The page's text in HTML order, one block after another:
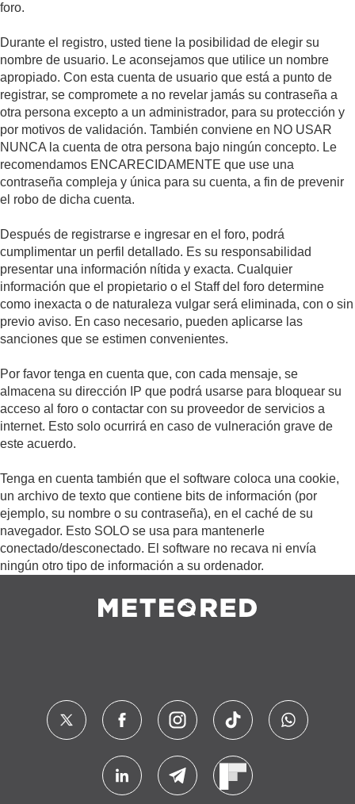
foro.
Durante el registro, usted tiene la posibilidad de elegir su
nombre de usuario. Le aconsejamos que utilice un nombre
apropiado. Con esta cuenta de usuario que está a punto de
registrar, se compromete a no revelar jamás su contraseña a
otra persona excepto a un administrador, para su protección y
por motivos de validación. También conviene en NO USAR
NUNCA la cuenta de otra persona bajo ningún concepto. Le
recomendamos ENCARECIDAMENTE que use una
contraseña compleja y única para su cuenta, a fin de prevenir
el robo de dicha cuenta.
Después de registrarse e ingresar en el foro, podrá
cumplimentar un perfil detallado. Es su responsabilidad
presentar una información nítida y exacta. Cualquier
información que el propietario o el Staff del foro determine
como inexacta o de naturaleza vulgar será eliminada, con o sin
previo aviso. En caso necesario, pueden aplicarse las
sanciones que se estimen convenientes.
Por favor tenga en cuenta que, con cada mensaje, se
almacena su dirección IP que podrá usarse para bloquear su
acceso al foro o contactar con su proveedor de servicios a
internet. Esto solo ocurrirá en caso de vulneración grave de
este acuerdo.
Tenga en cuenta también que el software coloca una cookie,
un archivo de texto que contiene bits de información (por
ejemplo, su nombre o su contraseña), en el caché de su
navegador. Esto SOLO se usa para mantenerle
conectado/desconectado. El software no recava ni envía
ningún otro tipo de información a su ordenador.